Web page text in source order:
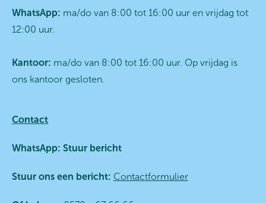
WhatsApp: ma/do van 8:00 tot 16:00 uur en vrijdag tot
12:00 uur.
Kantoor: ma/do van 8:00 tot 16:00 uur. Op vrijdag is
ons kantoor gesloten.
Contact
WhatsApp: Stuur bericht
Stuur ons een bericht: Contactformulier